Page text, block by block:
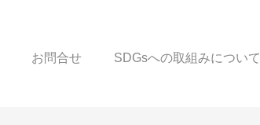
お問合せ SDGsへの取組みについて